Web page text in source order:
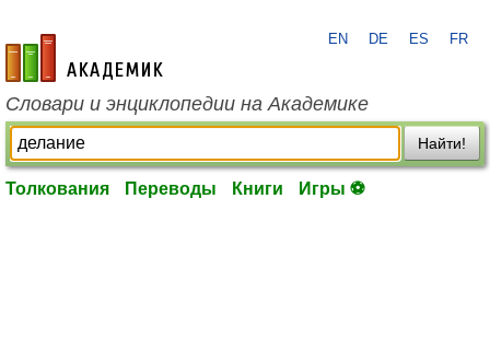
academic.ru
EN DE ES FR
Словари и энциклопедии на Академике
Найти!
Толкования Переводы Книги Игры ⚽